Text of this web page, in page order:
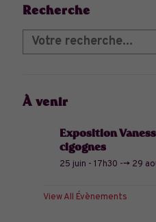
Recherche
À venir
Exposition
cigognes
25 juin - 17h30 --> 29
View All Évènements